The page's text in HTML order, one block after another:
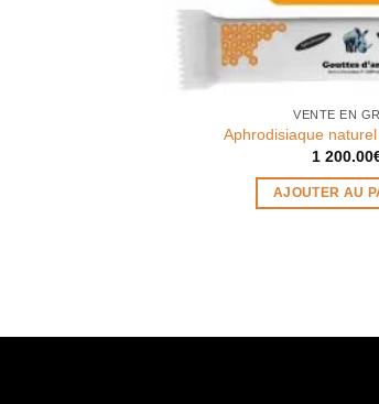
VENTE EN
Aphrodisiaque
1 200.00
AJOUTER AU